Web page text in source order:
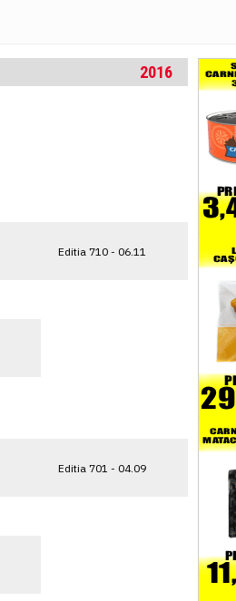
2016
Editia 710 - 06.11
Editia 701 - 04.09